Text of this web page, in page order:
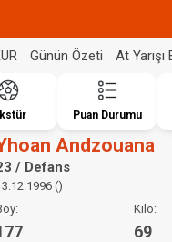
Günün Özeti At Yarışı
Puan Durumu
Andzouana
/ Defans
()
Kilo:
69